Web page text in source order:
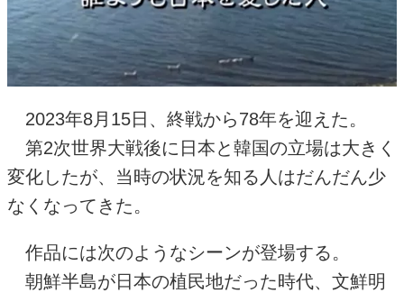
2023年8月 15日、終戦から78年を迎えた。
第2次世界大戦後に日本と韓国の立場は大きく
変化したが、当時の状況を知る人はだんだん少
なくなってきた。
作品には次のようなシーンが登場する。
朝鮮半島が日本の植民地だった時代、文鮮明